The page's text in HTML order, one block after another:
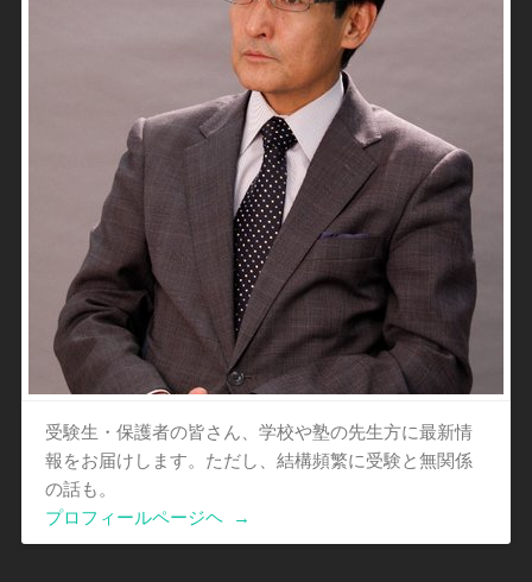
受験生・保護者の皆さん、学校や塾の先生方に最新情
報をお届けします。ただし、結構頻繁に受験と無関係
の話も。
プロフィールページヘ
→